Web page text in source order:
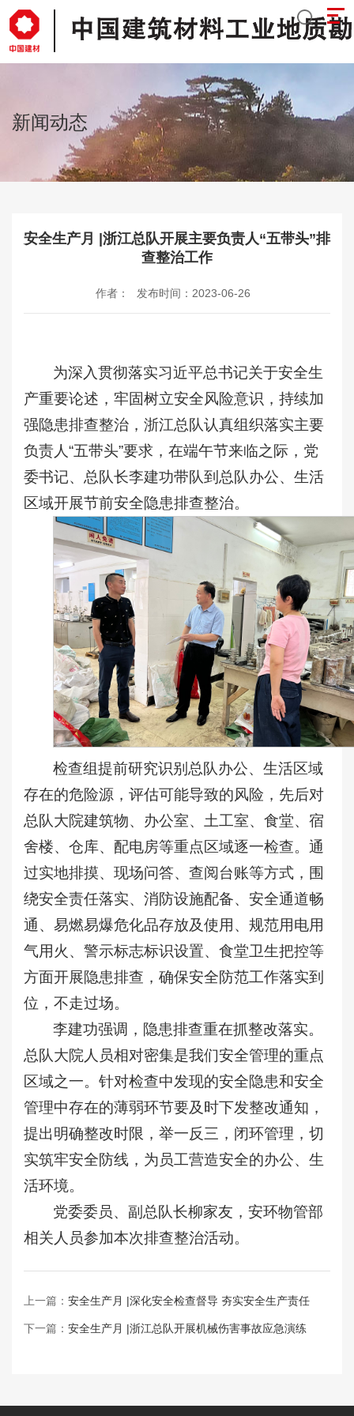
新闻动态
安全生产月 |浙江总队开展主要负责人“五带头”排
查整治工作
作者： 发布时间：2023-06-26
为深入贯彻落实习近平总书记关于安全生
产重要论述，牢固树立安全风险意识，持续加
强隐患排查整治，浙江总队认真组织落实主要
负责人“五带头”要求，在端午节来临之际，党
委书记、总队长李建功带队到总队办公、生活
区域开展节前安全隐患排查整治。
检查组提前研究识别总队办公、生活区域
存在的危险源，评估可能导致的风险，先后对
总队大院建筑物、办公室、土工室、食堂、宿
舍楼、仓库、配电房等重点区域逐一检查。通
过实地排摸、现场问答、查阅台账等方式，围
绕安全责任落实、消防设施配备、安全通道畅
通、易燃易爆危化品存放及使用、规范用电用
气用火、警示标志标识设置、食堂卫生把控等
方面开展隐患排查，确保安全防范工作落实到
位，不走过场。
李建功强调，隐患排查重在抓整改落实。
总队大院人员相对密集是我们安全管理的重点
区域之一。针对检查中发现的安全隐患和安全
管理中存在的薄弱环节要及时下发整改通知，
提出明确整改时限，举一反三，闭环管理，切
实筑牢安全防线，为员工营造安全的办公、生
活环境。
党委委员、副总队长柳家友，安环物管部
相关人员参加本次排查整治活动。
上一篇： 安全生产月 |深化安全检查督导 夯实安全生产责任
下一篇： 安全生产月 |浙江总队开展机械伤害事故应急演练